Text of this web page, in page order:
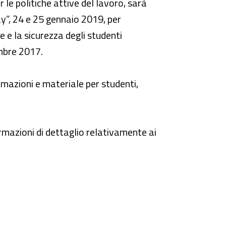
24 e 25 gennaio 2019, per
la sicurezza degli studenti
2017.
e materiale per studenti,
di dettaglio relativamente ai